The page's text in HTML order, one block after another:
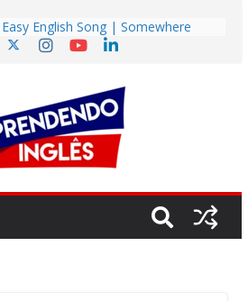
Easy English Song | Somewhere
Over the Rainbow (Israel
Melody (Alex North)
Vídeo | How I m using NotebookLM
to power up my language learning
Vídeo | Do imaginary friends make
you smarter?
Story | Brasília: The City That Rose